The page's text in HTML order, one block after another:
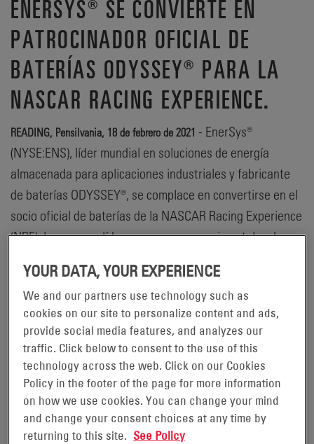
ENERSYS® SE CONVIERTE EN
PATROCINADOR OFICIAL DE
BATERÍAS ODYSSEY® PARA LA
NASCAR RACING EXPERIENCE.
READING, Pensilvania, 18 de febrero de 2021 - EnerSys®
(NYSE:ENS), líder mundial en soluciones de energía
almacenada para aplicaciones industriales y fabricante
de baterías ODYSSEY®, se complace en convertirse en el
socio oficial de baterías de la NASCAR Racing Experience
(NRE), la empresa líder en carreras experimentales de
NRE alimentará a sus vehículos de carreras con baterías
ODYSSEY®, diseñadas con tecnología de placas delgadas
de plomo puro (TPPL), para ofrecer una energía
prácticamente sin mantenimiento y de larga duración.
Además, en uno de los principales circuitos de velocidad
del país, el Charlotte Motor Speedway (Concord, Carolina
del Norte), se presentará un automóvil de carreras
publicitando la marca ODYSSEY®, el cual estará
YOUR DATA, YOUR EXPERIENCE
We and our partners use technology such as
cookies on our site to personalize content and ads,
provide social media features, and analyzes our
traffic. Click below to consent to the use of this
technology across the web. Click on our Cookies
Policy in the footer of the page for more information
on how we use cookies. You can change your mind
and change your consent choices at any time by
returning to this site. See Policy